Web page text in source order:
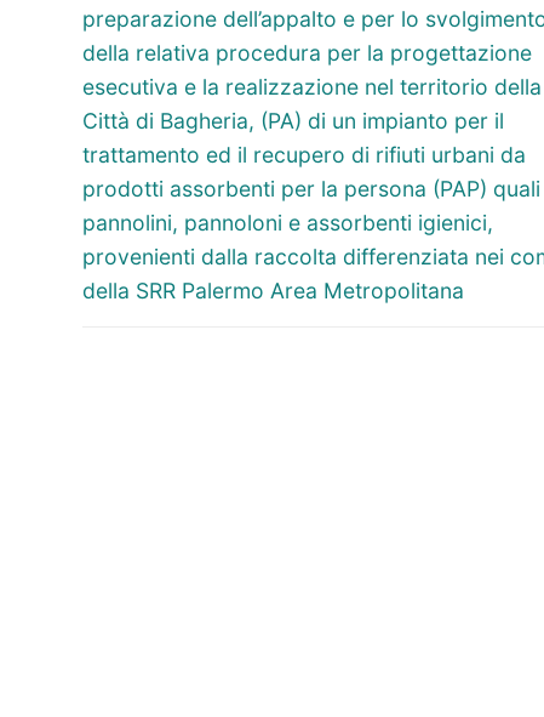
preparazione dell’appalto e per lo
della relativa procedura per la progettazione
esecutiva e la realizzazione nel territorio della
Città di Bagheria, (PA) di un impianto per il
trattamento ed il recupero di rifiuti urbani da
prodotti assorbenti per la persona (PAP) quali
pannolini, pannoloni e assorbenti igienici,
provenienti dalla raccolta differenziata nei
della SRR Palermo Area Metropolitana